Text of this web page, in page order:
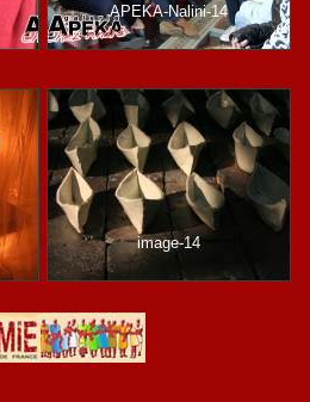
APEKA-Nalini-14
image-14